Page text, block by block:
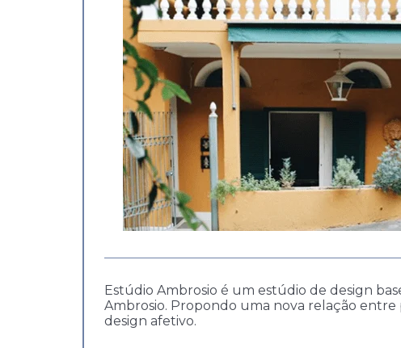
Estúdio Ambrosio é um estúdio de design
Ambrosio. Propondo uma nova relação entre
design afetivo.